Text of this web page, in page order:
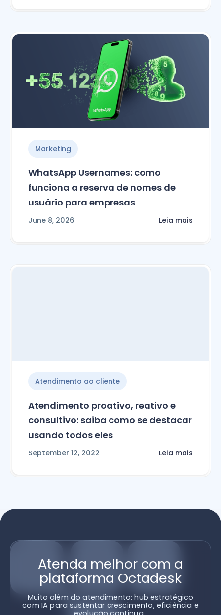
Marketing
WhatsApp Usernames: como
funciona a reserva de nomes de
usuário para empresas
June 8, 2026 Leia mais
Atendimento ao cliente
Atendimento proativo, reativo e
consultivo: saiba como se destacar
usando todos eles
September 12, 2022 Leia mais
Atenda melhor com a
plataforma Octadesk
Muito além do atendimento: hub estratégico
com IA para sustentar crescimento, eficiência e
evolução contínua.